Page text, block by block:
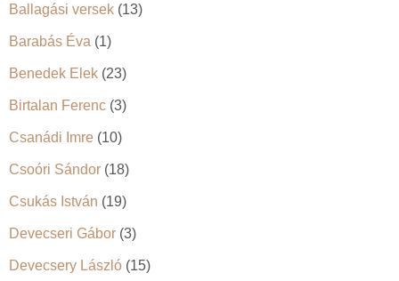
Ballagási versek (13)
Barabás Éva (1)
Benedek Elek (23)
Birtalan Ferenc (3)
Csanádi Imre (10)
Csoóri Sándor (18)
Csukás István (19)
Devecseri Gábor (3)
Devecsery László (15)